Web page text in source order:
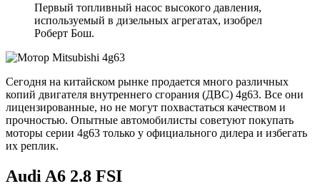
Первый топливный насос высокого давления,
используемый в дизельных агрегатах, изобрел
Роберт Бош.
Сегодня на китайском рынке продается много различных
копий двигателя внутреннего сгорания (ДВС) 4g63. Все они
лицензированные, но не могут похвастаться качеством и
прочностью. Опытные автомобилисты советуют покупать
моторы серии 4g63 только у официального дилера и избегать
их реплик.
Audi A6 2.8 FSI